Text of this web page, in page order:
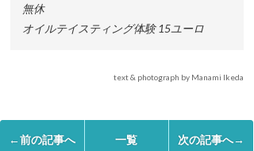
無休
オイルテイスティング体験 15ユーロ
text & photograph by Manami Ikeda
←前の記事へ 一覧 次の記事へ→